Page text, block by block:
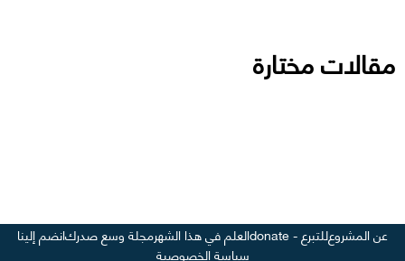
مقالات مختارة
عن المشروعللتبرع - donate العلم في هذا الشهرمجلة وسع صدركانضم إلينا
سياسة الخصوصية